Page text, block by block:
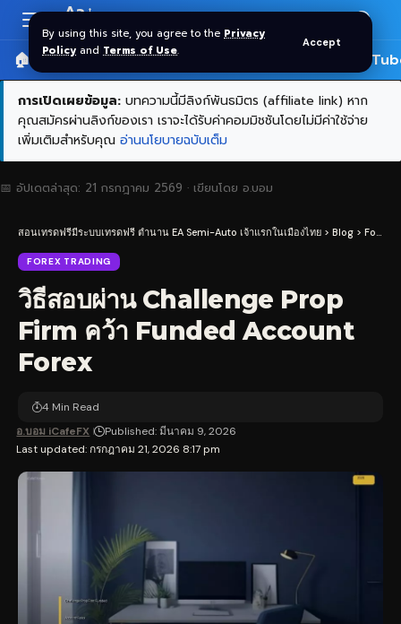
By using this site, you agree to the Privacy
Policy and Terms of Use.
Accept
Resizer
Aa
🏠 หน้าแรก ราคาทอง SPDR 🎬
การเปิดเผยข้อมูล: บทความนี้มีลิงก์พันธมิตร (affiliate link) หาก
คุณสมัครผ่านลิงก์ของเรา เราจะได้รับค่าคอมมิชชันโดยไม่มีค่าใช้จ่าย
เพิ่มเติมสำหรับคุณ อ่านนโยบายฉบับเต็ม
📅 อัปเดตล่าสุด: 21 กรกฎาคม 2569 · เขียนโดย อ.บอม
สอนเทรดฟรีมีระบบเทรดฟรี ตำนาน EA Semi-Auto เจ้าแรกในเมืองไทย > Blog > Forex Trading
FOREX TRADING
วิธีสอบผ่าน Challenge Prop
Firm คว้า Funded Account
Forex
Last updated: กรกฎาคม 21, 2026 8:17 pm
อ.บอม iCafeFX Published: มีนาคม 9, 2026
4 Min Read